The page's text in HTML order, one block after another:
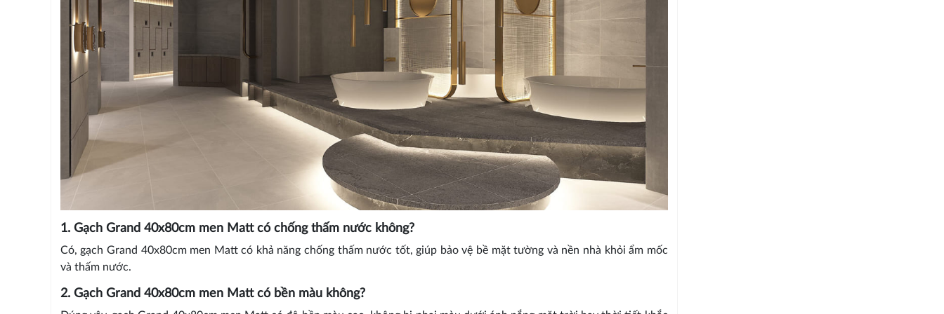
1. Gạch Grand 40x80cm men Matt có chống thấm nước không?
Có, gạch Grand 40x80cm men Matt có khả năng chống thấm nước tốt, giúp bảo vệ bề mặt tường và nền nhà khỏi ẩm mốc
và thấm nước.
2. Gạch Grand 40x80cm men Matt có bền màu không?